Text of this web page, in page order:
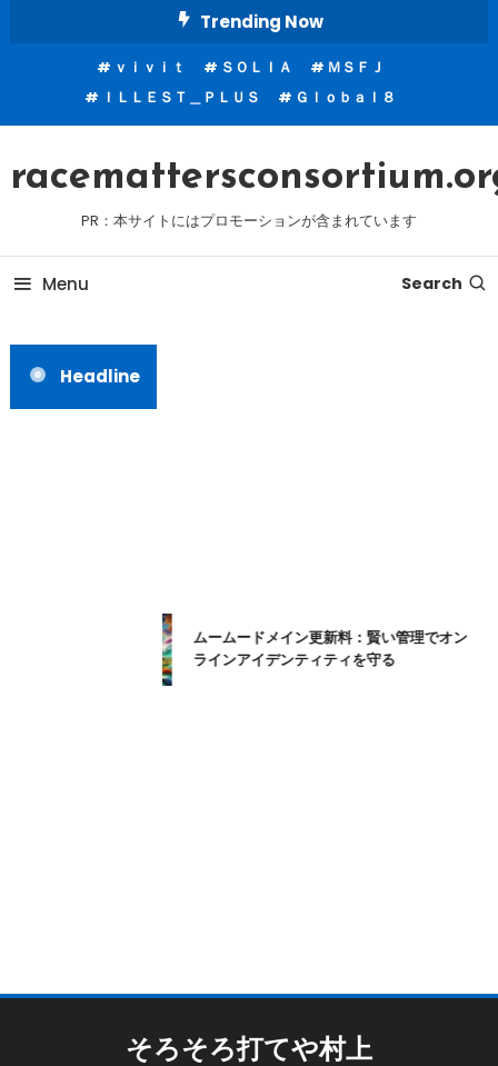
Trending Now
ｖｉｖｉｔ ＳＯＬＩＡ
ＭＳＦＪ
ＩＬＬＥＳＴ＿ＰＬＵＳ
Ｇｌｏｂａｌ８
PR：本サイトにはプロモーションが含まれています
Menu Search
Headline
ムームードメイン更新料：賢い管理でオン
ラインアイデンティティを守る
そろそろ打てや村上